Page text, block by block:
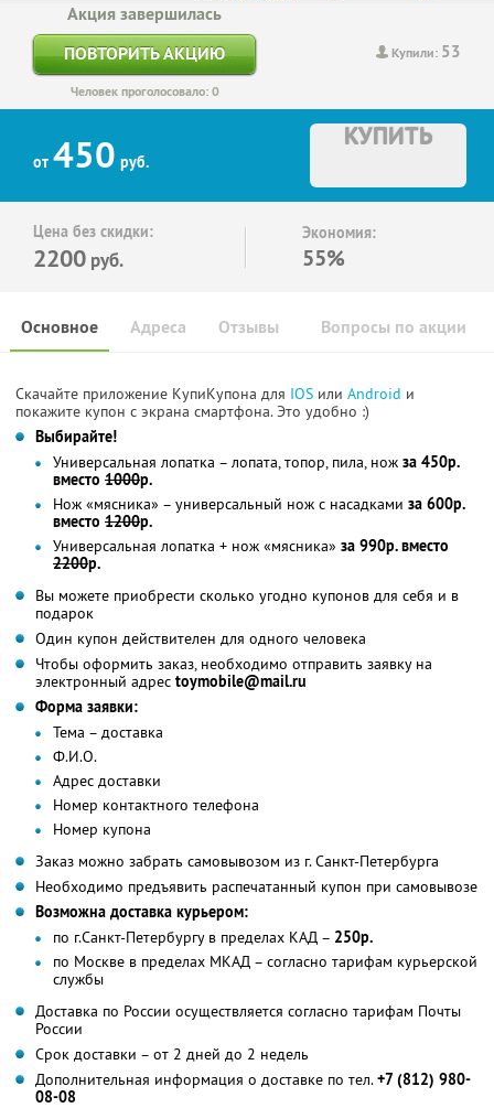
Купили: 53
Акция завершилась
ПОВТОРИТЬ АКЦИЮ
Человек проголосовало: 0
от 450 руб.
КУПИТЬ
Цена без скидки:
2200 руб.
Экономия:
55%
Основное Отзывы Вопросы по акции
Адреса
Скачайте приложение КупиКупона для IOS или Android и
покажите купон с экрана смартфона. Это удобно :)
Выбирайте!
Универсальная лопатка – лопата, топор, пила, нож за 450р.
вместо 1000р.
Нож «мясника» – универсальный нож с насадками за 600р.
вместо 1200р.
Универсальная лопатка + нож «мясника» за 990р. вместо
2200р.
Вы можете приобрести сколько угодно купонов для себя и в
подарок
Один купон действителен для одного человека
Чтобы оформить заказ, необходимо отправить заявку на
электронный адрес toymobile@mail.ru
Форма заявки:
Тема – доставка
Ф.И.О.
Адрес доставки
Номер контактного телефона
Номер купона
Заказ можно забрать самовывозом из г. Санкт-Петербурга
Необходимо предъявить распечатанный купон при самовывозе
Возможна доставка курьером:
по г.Санкт-Петербургу в пределах КАД – 250р.
по Москве в пределах МКАД – согласно тарифам курьерской
службы
Доставка по России осуществляется согласно тарифам Почты
России
Срок доставки – от 2 дней до 2 недель
Дополнительная информация о доставке по тел.+7 (812) 980-
08-08